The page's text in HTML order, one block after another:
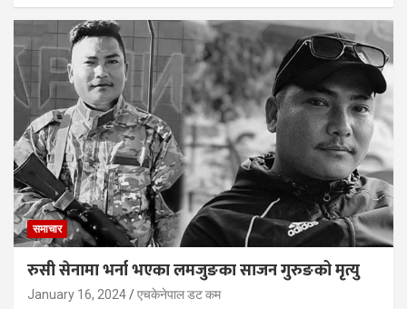
समाचार
रुसी सेनामा भर्ना भएका लमजुङका साजन गुरुङको मृत्यु
January 16, 2024 एचकेनेपाल डट कम